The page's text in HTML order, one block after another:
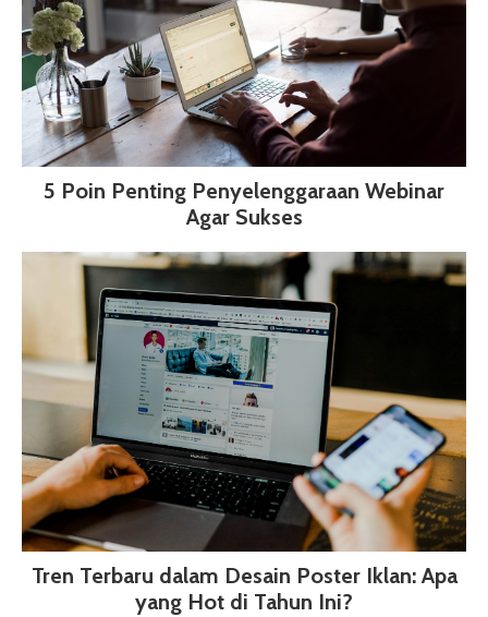
5 Poin Penting Penyelenggaraan Webinar
Agar Sukses
Tren Terbaru dalam Desain Poster Iklan: Apa
yang Hot di Tahun Ini?